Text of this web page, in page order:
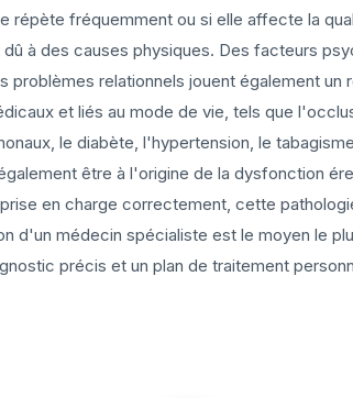
répète fréquemment ou si elle affecte la
à des causes physiques. Des facteurs
problèmes relationnels jouent également un
et liés au mode de vie, tels que
le diabète, l'hypertension, le
être à l'origine de la dysfonction
en charge correctement, cette
d'un médecin spécialiste est le moyen le
précis et un plan de traitement